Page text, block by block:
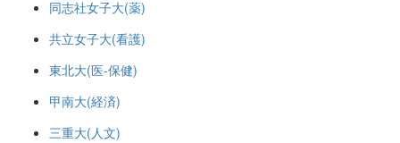
同志社女子大(薬)
共立女子大(看護)
東北大(医-保健)
甲南大(経済)
三重大(人文)